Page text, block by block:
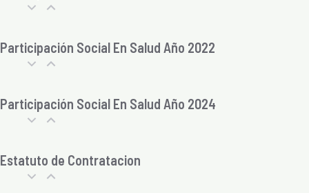
Participación Social En Salud Año 2022
Participación Social En Salud Año 2024
Estatuto de Contratacion